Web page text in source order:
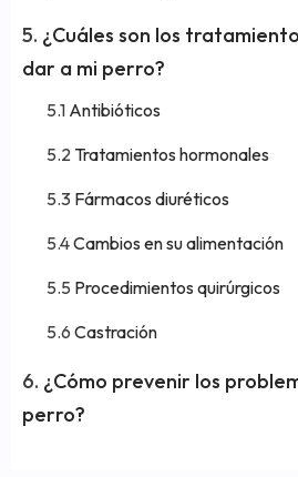
¿Cuáles son los
dar a mi perro?
Antibióticos
Tratamientos hormonales
Fármacos diuréticos
Cambios en su alimentación
Procedimientos quirúrgicos
Castración
¿Cómo prevenir los
perro?